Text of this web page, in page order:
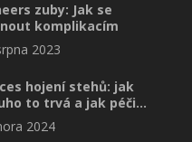
zuby: Jak se
komplikacím
2023
hojení stehů: jak
to trvá a jak péči
2024